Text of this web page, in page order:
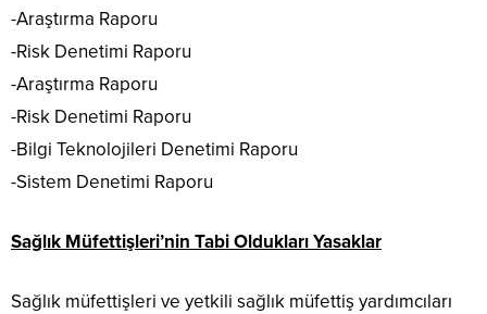
-Araştırma Raporu
-Risk Denetimi Raporu
-Araştırma Raporu
-Risk Denetimi Raporu
-Bilgi Teknolojileri Denetimi Raporu
-Sistem Denetimi Raporu
Sağlık Müfettişleri’nin Tabi Oldukları Yasaklar
Sağlık müfettişleri ve yetkili sağlık müfettiş yardımcıları